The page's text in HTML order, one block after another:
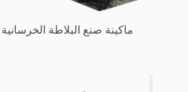
ماكينة صنع البلاطة الخرسانية